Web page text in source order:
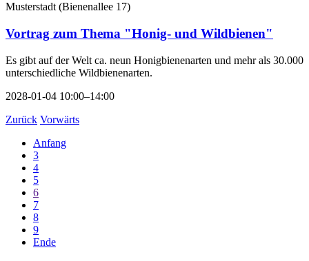
Musterstadt (Bienenallee 17)
Vortrag zum Thema "Honig- und Wildbienen"
Es gibt auf der Welt ca. neun Honigbienenarten und mehr als 30.000
unterschiedliche Wildbienenarten.
2028-01-04 10:00–14:00
Zurück Vorwärts
Anfang
3
4
5
6
7
8
9
Ende